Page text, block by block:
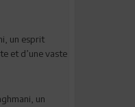
un esprit
et d’une vaste
un